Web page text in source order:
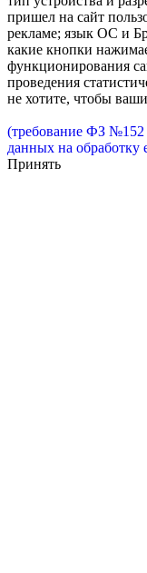
пришел на сайт
рекламе; язык ОС и
какие кнопки
функционирования
проведения
не хотите, чтобы
(требование ФЗ №152
данных на
Принять